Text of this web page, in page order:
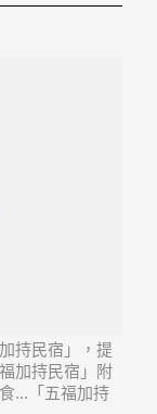
持民宿」，提
加持民宿」附
...「五福加持